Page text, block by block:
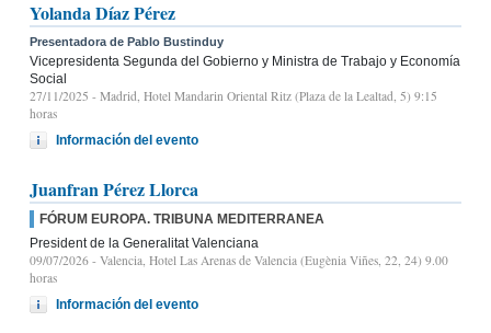
Yolanda Díaz Pérez
Presentadora de Pablo Bustinduy
Vicepresidenta Segunda del Gobierno y Ministra de Trabajo y Economía
Social
27/11/2025 - Madrid, Hotel Mandarin Oriental Ritz (Plaza de la Lealtad, 5) 9:15
horas
Información del evento
Juanfran Pérez Llorca
FÓRUM EUROPA. TRIBUNA MEDITERRANEA
President de la Generalitat Valenciana
09/07/2026 - Valencia, Hotel Las Arenas de Valencia (Eugènia Viñes, 22, 24) 9.00
horas
Información del evento